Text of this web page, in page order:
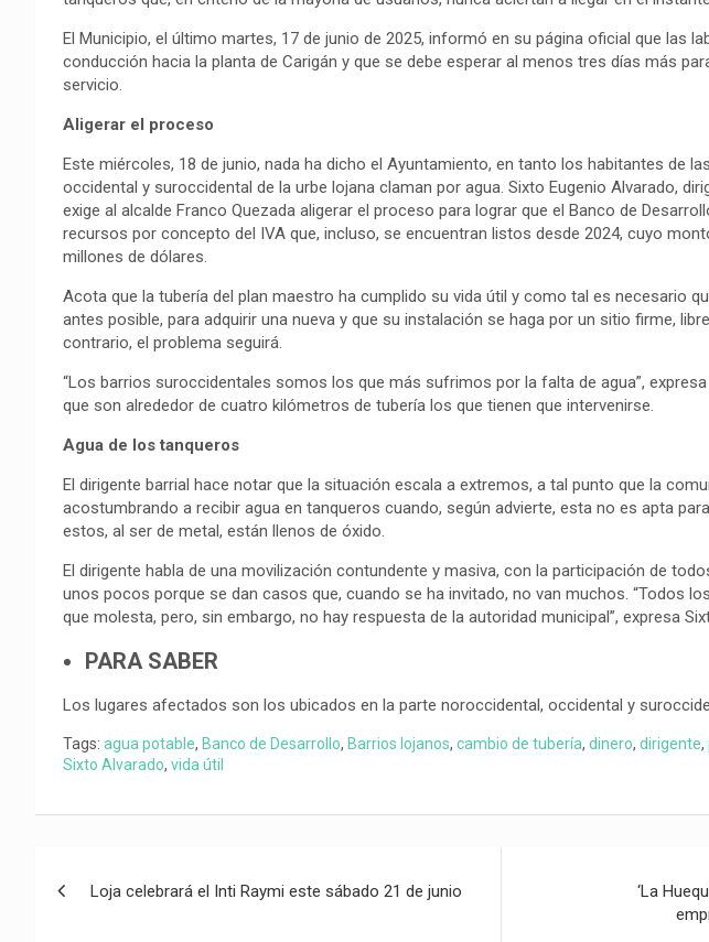
El Municipio, el último martes, 17 de junio de 2025, informó en su página oficial que las
conducción hacia la planta de Carigán y que se debe esperar al menos tres días más
servicio.
Aligerar el proceso
Este miércoles, 18 de junio, nada ha dicho el Ayuntamiento, en tanto los habitantes de
occidental y suroccidental de la urbe lojana claman por agua. Sixto Eugenio Alvarado,
exige al alcalde Franco Quezada aligerar el proceso para lograr que el Banco de
recursos por concepto del IVA que, incluso, se encuentran listos desde 2024, cuyo
millones de dólares.
Acota que la tubería del plan maestro ha cumplido su vida útil y como tal es necesario
antes posible, para adquirir una nueva y que su instalación se haga por un sitio firme,
contrario, el problema seguirá.
“Los barrios suroccidentales somos los que más sufrimos por la falta de agua”,
que son alrededor de cuatro kilómetros de tubería los que tienen que intervenirse.
Agua de los tanqueros
El dirigente barrial hace notar que la situación escala a extremos, a tal punto que la
acostumbrando a recibir agua en tanqueros cuando, según advierte, esta no es apta
estos, al ser de metal, están llenos de óxido.
El dirigente habla de una movilización contundente y masiva, con la participación de
unos pocos porque se dan casos que, cuando se ha invitado, no van muchos. “Todos
que molesta, pero, sin embargo, no hay respuesta de la autoridad municipal”, expresa
PARA SABER
Los lugares afectados son los ubicados en la parte noroccidental, occidental y
Tags: agua potable, Banco de Desarrollo, Barrios lojanos, cambio de tubería, dinero, dirigente,
Sixto Alvarado, vida útil
Loja celebrará el Inti Raymi este sábado 21 de junio
‘La